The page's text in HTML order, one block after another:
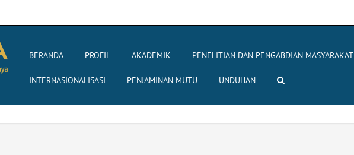
BERANDA PROFIL AKADEMIK PENELITIAN DAN PENGABDIAN MASYARAKAT
INTERNASIONALISASI PENJAMINAN MUTU UNDUHAN